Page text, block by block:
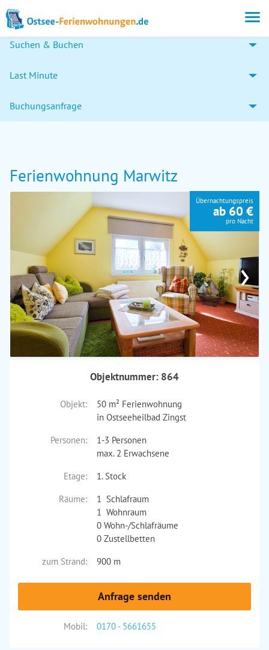
Suchen & Buchen
Last Minute
Buchungsanfrage
Ferienwohnung Marwitz
›
Übernachtungspreis
ab 60 €
pro Nacht
Objektnummer: 864
Objekt:
50 m² Ferienwohnung
in Ostseeheilbad Zingst
Personen:
1-3 Personen
max. 2 Erwachsene
Etage:
1. Stock
Räume:
1 Schlafraum
1 Wohnraum
0 Wohn-/Schlafräume
0 Zustellbetten
zum Strand:
900 m
Anfrage senden
Mobil: 0170 - 5661655